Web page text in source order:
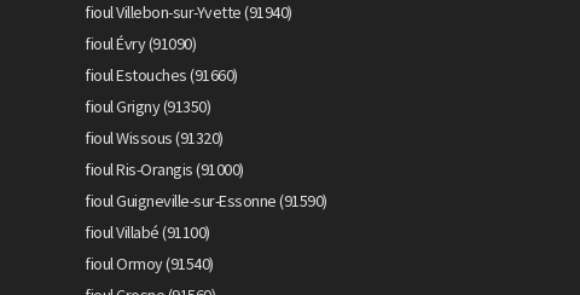
fioul Villebon-sur-Yvette (91940)
fioul Évry (91090)
fioul Estouches (91660)
fioul Grigny (91350)
fioul Wissous (91320)
fioul Ris-Orangis (91000)
fioul Guigneville-sur-Essonne (91590)
fioul Villabé (91100)
fioul Ormoy (91540)